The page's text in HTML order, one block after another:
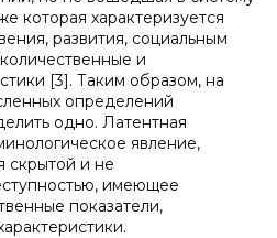
которая характеризуется
развития, социальным
и
[3]. Таким образом, на
определений
одно. Латентная
явление,
скрытой и не
имеющее
показатели,